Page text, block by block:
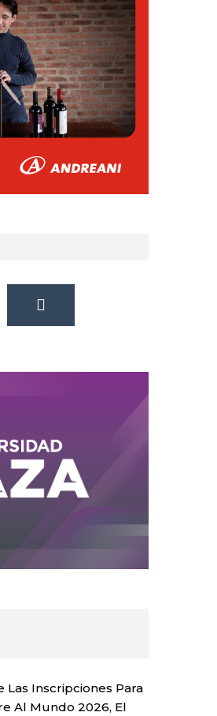
Las Inscripciones Para
Al Mundo 2026, El